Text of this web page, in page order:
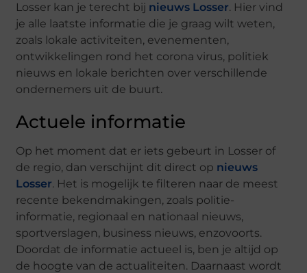
Losser kan je terecht bij nieuws Losser. Hier vind
je alle laatste informatie die je graag wilt weten,
zoals lokale activiteiten, evenementen,
ontwikkelingen rond het corona virus, politiek
nieuws en lokale berichten over verschillende
ondernemers uit de buurt.
Actuele informatie
Op het moment dat er iets gebeurt in Losser of
de regio, dan verschijnt dit direct op nieuws
Losser. Het is mogelijk te filteren naar de meest
recente bekendmakingen, zoals politie-
informatie, regionaal en nationaal nieuws,
sportverslagen, business nieuws, enzovoorts.
Doordat de informatie actueel is, ben je altijd op
de hoogte van de actualiteiten. Daarnaast wordt